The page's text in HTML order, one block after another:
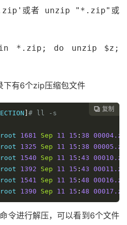
或者 unzip "*.zip" 或
*.zip; do unzip $z;
下有6个zip压缩包文件
 复制
# ll -s
1681 Sep 11 15 : 38
1325 Sep 11 15 : 38
1540 Sep 11 15 : 43
1392 Sep 11 15 : 43
1541 Sep 11 15 : 48
1390 Sep 11 15 : 48
命令进行解压，可以看到6个文件